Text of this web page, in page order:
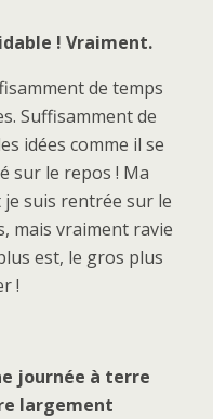
! Vraiment.
de temps
Suffisamment de
idées comme il se
sur le repos ! Ma
suis rentrée sur le
mais vraiment ravie
est, le gros plus
!
journée à terre
largement